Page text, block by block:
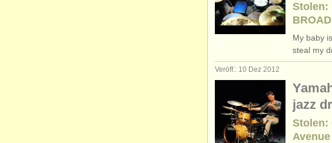
Stolen:
My baby
steal my
Veröff.: 10 Dez 2012
jazz
Stolen: